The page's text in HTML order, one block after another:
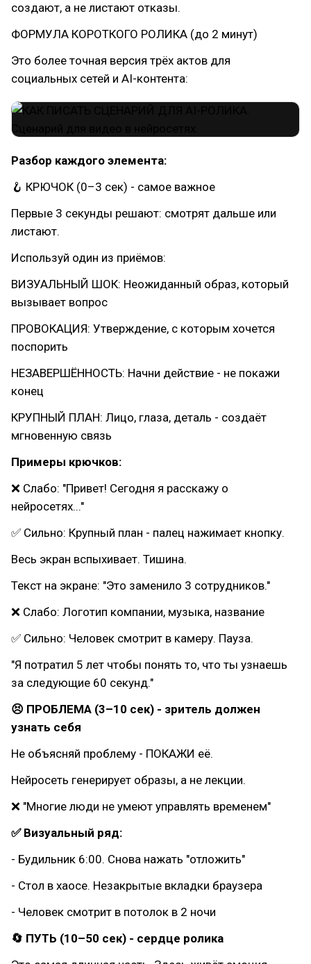
создают, а не листают отказы.
ФОРМУЛА КОРОТКОГО РОЛИКА (до 2 минут)
Это более точная версия трёх актов для
социальных сетей и AI-контента:
Разбор каждого элемента:
🪝 КРЮЧОК (0–3 сек) - самое важное
Первые 3 секунды решают: смотрят дальше или
листают.
Используй один из приёмов:
ВИЗУАЛЬНЫЙ ШОК: Неожиданный образ, который
вызывает вопрос
ПРОВОКАЦИЯ: Утверждение, с которым хочется
поспорить
НЕЗАВЕРШЁННОСТЬ: Начни действие - не покажи
конец
КРУПНЫЙ ПЛАН: Лицо, глаза, деталь - создаёт
мгновенную связь
Примеры крючков:
❌ Слабо: "Привет! Сегодня я расскажу о
нейросетях..."
✅ Сильно: Крупный план - палец нажимает кнопку.
Весь экран вспыхивает. Тишина.
Текст на экране: "Это заменило 3 сотрудников."
❌ Слабо: Логотип компании, музыка, название
✅ Сильно: Человек смотрит в камеру. Пауза.
"Я потратил 5 лет чтобы понять то, что ты узнаешь
за следующие 60 секунд."
😣 ПРОБЛЕМА (3–10 сек) - зритель должен
узнать себя
Не объясняй проблему - ПОКАЖИ её.
Нейросеть генерирует образы, а не лекции.
❌ "Многие люди не умеют управлять временем"
✅ Визуальный ряд:
- Будильник 6:00. Снова нажать "отложить"
- Стол в хаосе. Незакрытые вкладки браузера
- Человек смотрит в потолок в 2 ночи
🔄 ПУТЬ (10–50 сек) - сердце ролика